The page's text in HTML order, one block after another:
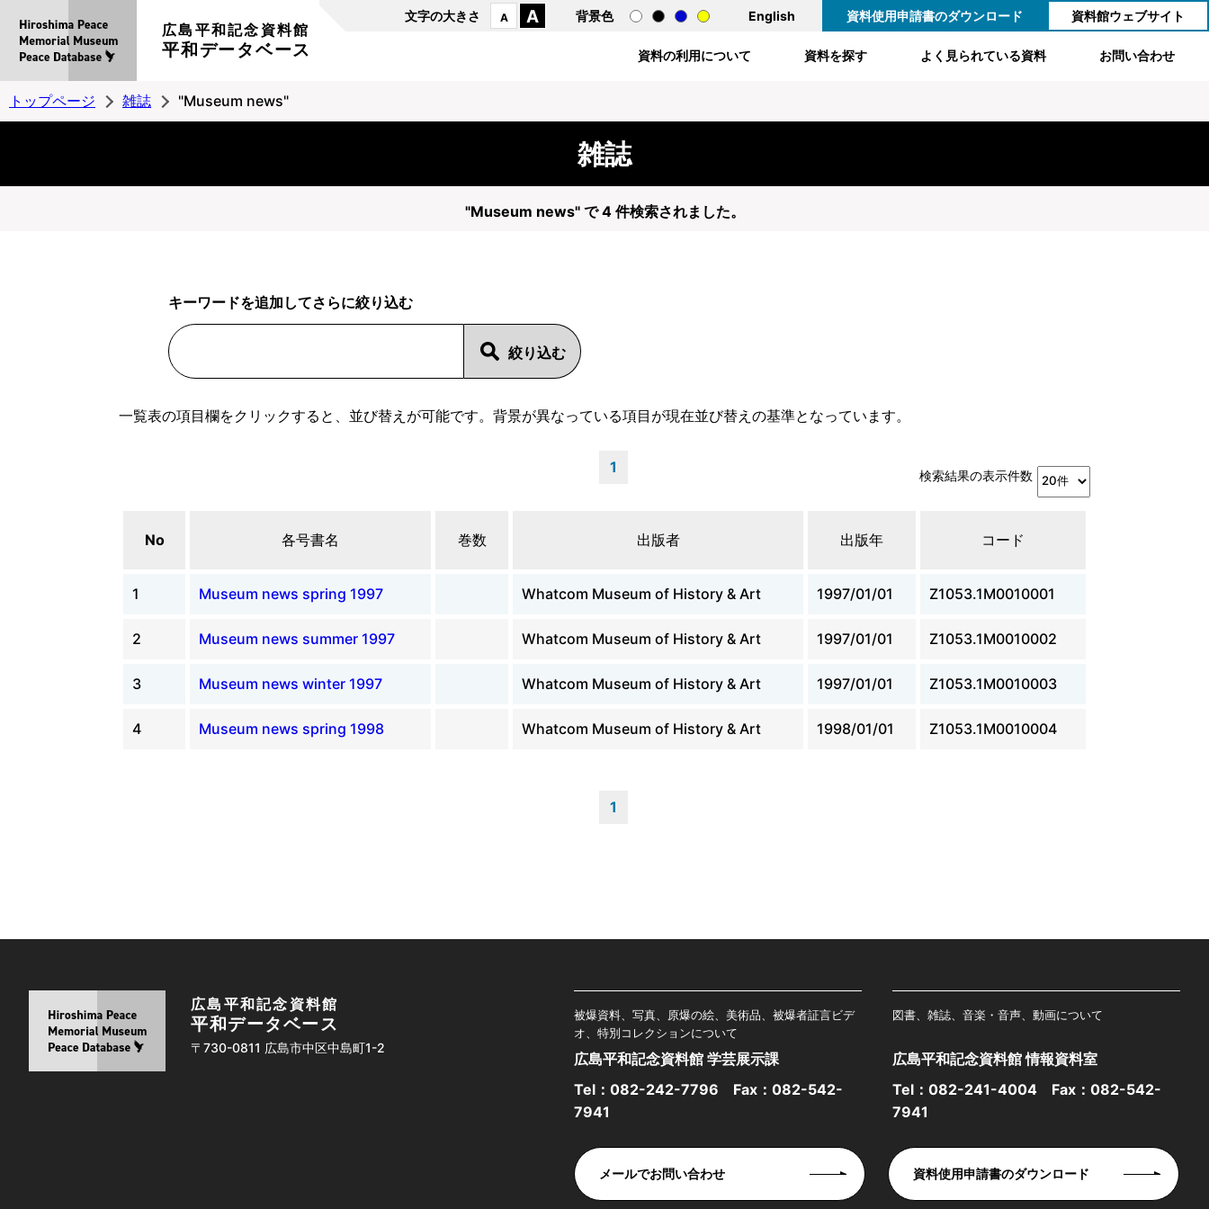
広島平和記念資料館
平和データベース
文字の大きさ A A 背景色 English 資料使用申請書のダウンロード 資料館ウェブサイト
資料の利用について 資料を探す よく見られている資料 お問い合わせ
トップページ 雑誌 "Museum news"
雑誌
"Museum news" で 4 件検索されました。
キーワードを追加してさらに絞り込む
一覧表の項目欄をクリックすると、並び替えが可能です。背景が異なっている項目が現在並び替えの基準となっています。
1 検索結果の表示件数
No 各号書名 巻数 出版者 出版年 コード
1 Museum news spring 1997 Whatcom Museum of History & Art 1997/01/01 Z1053.1M0010001
2 Museum news summer 1997 Whatcom Museum of History & Art 1997/01/01 Z1053.1M0010002
3 Museum news winter 1997 Whatcom Museum of History & Art 1997/01/01 Z1053.1M0010003
4 Museum news spring 1998 Whatcom Museum of History & Art 1998/01/01 Z1053.1M0010004
1
広島平和記念資料館
平和データベース
〒730-0811 広島市中区中島町1-2
被爆資料、写真、原爆の絵、美術品、被爆者証言ビデ
オ、特別コレクションについて
広島平和記念資料館 学芸展示課
Tel： 082-242-7796 Fax：082-542-
7941
図書、雑誌、音楽・音声、動画について
広島平和記念資料館 情報資料室
Tel： 082-241-4004 Fax：082-542-
7941
メールでお問い合わせ 資料使用申請書のダウンロード